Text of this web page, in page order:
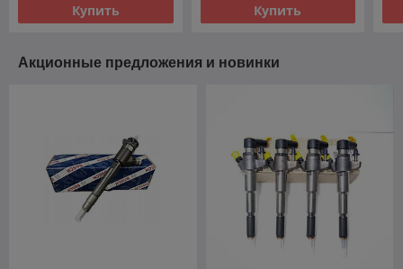
Купить Купить
Акционные предложения и новинки